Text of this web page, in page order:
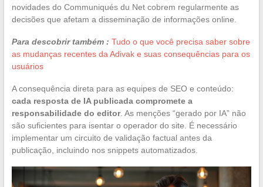
novidades do Communiqués du Net cobrem regularmente as
decisões que afetam a disseminação de informações online.
Para descobrir também : Tudo o que você precisa saber sobre
as mudanças recentes da Adivak e suas consequências para os
usuários
A consequência direta para as equipes de SEO e conteúdo:
cada resposta de IA publicada compromete a
responsabilidade do editor. As menções “gerado por IA” não
são suficientes para isentar o operador do site. É necessário
implementar um circuito de validação factual antes da
publicação, incluindo nos snippets automatizados.